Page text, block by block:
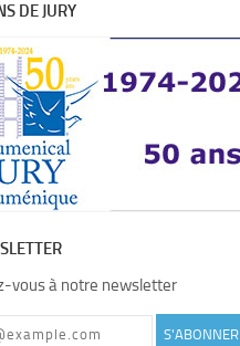
DE JURY
vous à notre newsletter
S'ABONNER